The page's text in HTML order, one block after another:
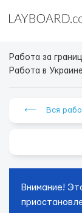
Работа за
Работа в Украине
⟵ Вся
Внимание!